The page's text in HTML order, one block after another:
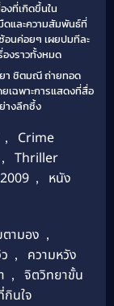
งที่เกิดขึ้นใน
ดและความสัมพันธ์ที่
อนค่อยๆ เผยปมทีละ
องราวทั้งหมด
า ชิตมณี ถ่ายทอด
เฉพาะการแสดงที่สื่อ
างลึกซึ้ง
,
Crime
,
Thriller
,
หนัง
ามอง ,
,
ความหวัง
,
จิตวิทยาขั้น
กินใจ